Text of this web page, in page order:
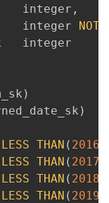
integer
,
integer
NOT
)
)
LESS THAN (
LESS THAN (
LESS THAN (
LESS THAN (